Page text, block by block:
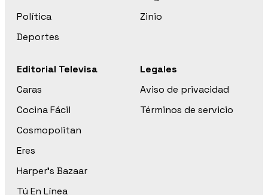
Política
Deportes
Zinio
Editorial Televisa
Caras
Cocina Fácil
Cosmopolitan
Eres
Harper’s Bazaar
Tú En Línea
Legales
Aviso de privacidad
Términos de servicio